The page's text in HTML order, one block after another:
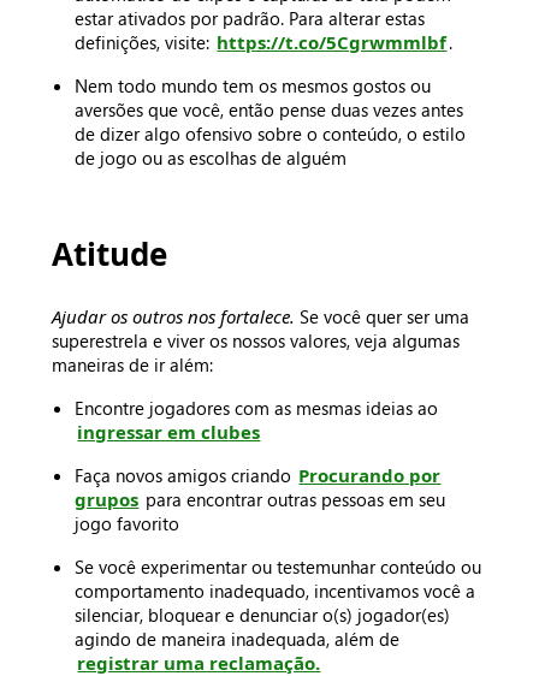
estar ativados por padrão. Para alterar estas
definições, visite: https://t.co/5Cgrwmmlbf.
Nem todo mundo tem os mesmos gostos ou
aversões que você, então pense duas vezes antes
de dizer algo ofensivo sobre o conteúdo, o estilo
de jogo ou as escolhas de alguém
Atitude
Ajudar os outros nos fortalece. Se você quer ser uma
superestrela e viver os nossos valores, veja algumas
maneiras de ir além:
Encontre jogadores com as mesmas ideias ao
ingressar em clubes
Faça novos amigos criando Procurando por
grupos para encontrar outras pessoas em seu
jogo favorito
Se você experimentar ou testemunhar conteúdo ou
comportamento inadequado, incentivamos você a
silenciar, bloquear e denunciar o(s) jogador(es)
agindo de maneira inadequada, além de
registrar uma reclamação.